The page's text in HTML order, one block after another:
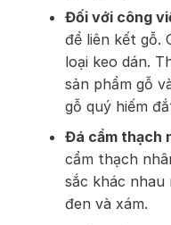
Đối với công
để liên kết gỗ.
loại keo dán.
sản phẩm gỗ
gỗ quý hiếm
Đá cẩm thạch
cẩm thạch
sắc khác
đen và xám.